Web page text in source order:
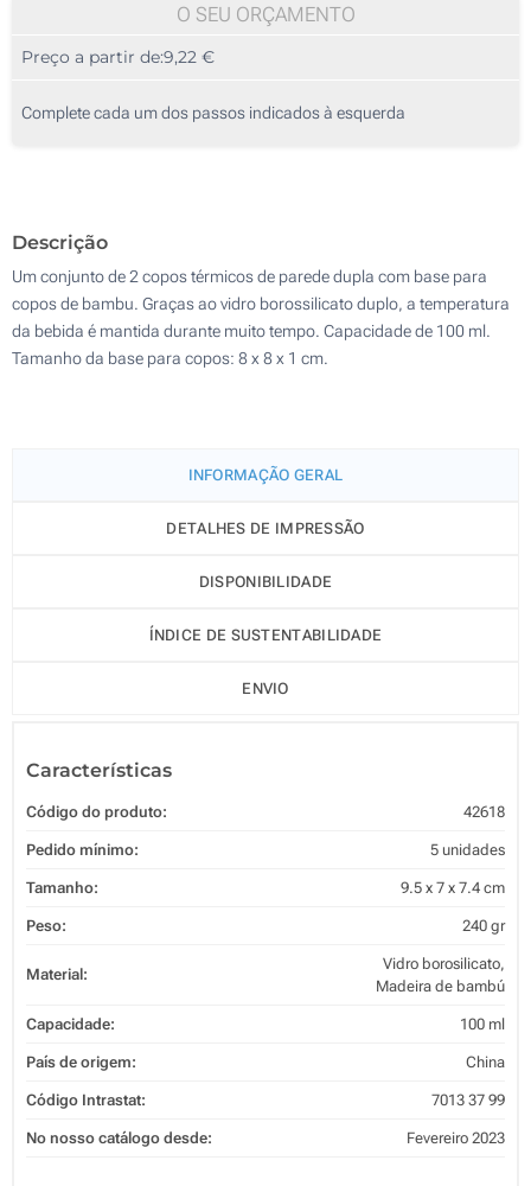
10
25
Outra :
O SEU ORÇAMENTO
Preço a partir de:9,22 €
Complete cada um dos passos indicados à esquerda
Descrição
Um conjunto de 2 copos térmicos de parede dupla com base para
copos de bambu. Graças ao vidro borossilicato duplo, a temperatura
da bebida é mantida durante muito tempo. Capacidade de 100 ml.
Tamanho da base para copos: 8 x 8 x 1 cm.
INFORMAÇÃO GERAL
DETALHES DE IMPRESSÃO
DISPONIBILIDADE
ÍNDICE DE SUSTENTABILIDADE
ENVIO
Características
Código do produto: 42618
Pedido mínimo: 5 unidades
Tamanho: 9.5 x 7 x 7.4 cm
Peso: 240 gr
Material:
Vidro borosilicato,
Madeira de bambú
Capacidade: 100 ml
País de origem: China
Código Intrastat: 7013 37 99
No nosso catálogo desde: Fevereiro 2023